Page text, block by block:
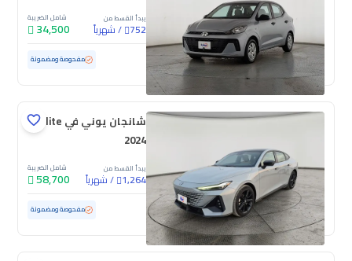
يبدأ القسط من
752
/شهرياً
شامل الضريبة
34,500
مستعملة 69,262 كم مفحوصة ومضمونة
شانجان يوني في Elite
2024
يبدأ القسط من
1,264
/شهرياً
شامل الضريبة
58,700
مستعملة 46,582 كم ممشى قليل مفحوصة ومضمونة